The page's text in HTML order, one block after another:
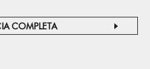
COMPLETA